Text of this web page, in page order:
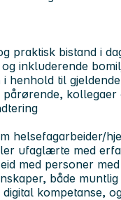
praktisk bistand i
inkluderende
i henhold til
pårørende,
helsefagarbeider/
ufaglærte med
med personer
både
kompetanse,